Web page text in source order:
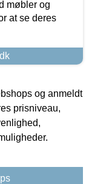
møbler og
at se deres
og anmeldt
prisniveau,